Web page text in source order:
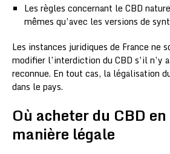
Les règles concernant le CBD
mêmes qu’avec les versions de
Les instances juridiques de France ne
modifier l’interdiction du CBD s’il n’y
reconnue. En tout cas, la légalisation
dans le pays.
Où acheter du CBD
manière légale